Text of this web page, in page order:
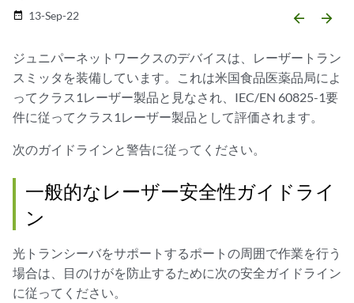
date_range 13-Sep-22 arrow_backward arrow_forward
ジュニパーネットワークスのデバイスは、レーザートラン
スミッタを装備しています。これは米国食品医薬品局によ
ってクラス1レーザー製品と見なされ、IEC/EN 60825-1要
件に従ってクラス1レーザー製品として評価されます。
次のガイドラインと警告に従ってください。
一般的なレーザー安全性ガイドライ
ン
光トランシーバをサポートするポートの周囲で作業を行う
場合は、目のけがを防止するために次の安全ガイドライン
に従ってください。